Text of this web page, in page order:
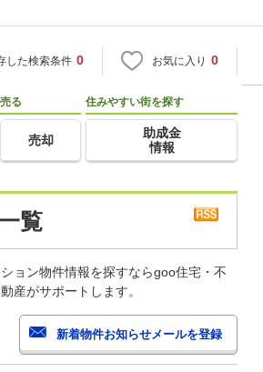
した検索条件 0 お気に入り 0
売る
売却
住みやすい街を探す
助成金
情報
覧
ョン物件情報を探すならgoo住宅・不
産がサポートします。